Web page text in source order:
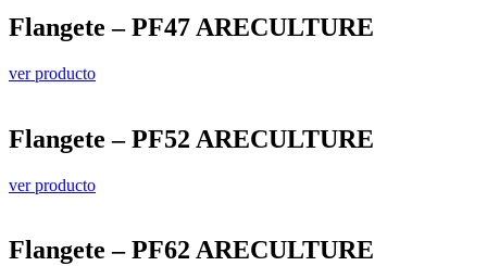
Flangete – PF47 ARECULTURE
ver producto
Flangete – PF52 ARECULTURE
ver producto
Flangete – PF62 ARECULTURE